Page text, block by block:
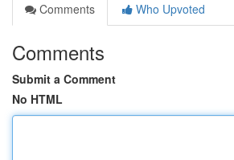
Comments
Who Upvoted
Comments
Submit a Comment
No HTML